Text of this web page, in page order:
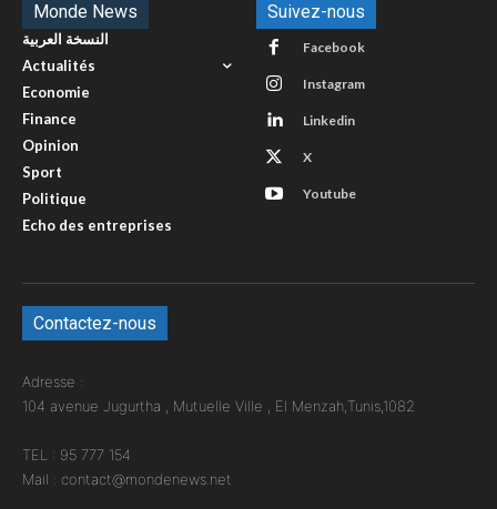
Monde News
النسخة العربية
Actualités
Economie
Finance
Opinion
Sport
Politique
Echo des entreprises
Suivez-nous
Facebook
Instagram
Linkedin
X
Youtube
Contactez-nous
Adresse :
104 avenue Jugurtha , Mutuelle Ville , El Menzah,Tunis,1082
TEL : 95 777 154
Mail : contact@mondenews.net